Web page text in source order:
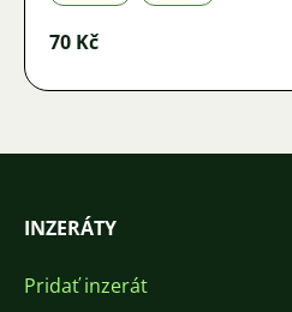
70 Kč
INZERÁTY
Pridať inzerát